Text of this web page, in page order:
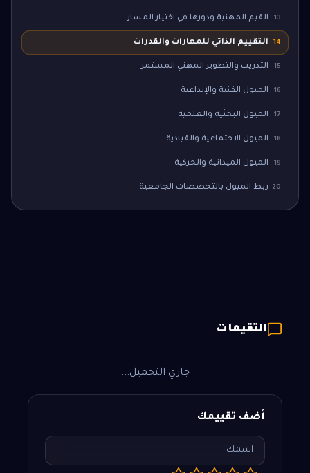
13 القيم المهنية ودورها في اختيار المسار
14 التقييم الذاتي للمهارات والقدرات
15 التدريب والتطوير المهني المستمر
16 الميول الفنية والإبداعية
17 الميول البحثية والعلمية
18 الميول الاجتماعية والقيادية
19 الميول الميدانية والحركية
20 ربط الميول بالتخصصات الجامعية
التقيمات
جاري التحميل...
أضف تقييمك